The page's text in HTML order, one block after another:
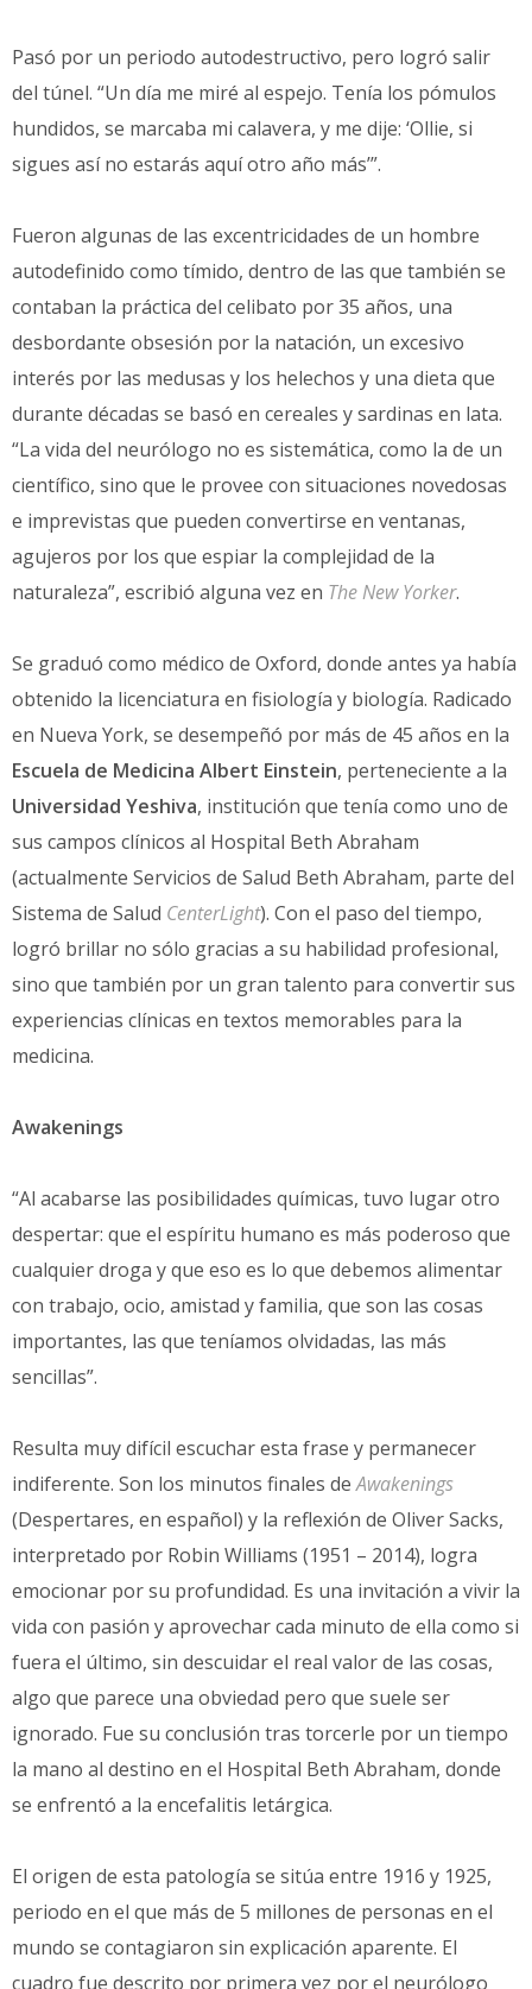
Pasó por un periodo autodestructivo, pero logró salir
del túnel. “Un día me miré al espejo. Tenía los pómulos
hundidos, se marcaba mi calavera, y me dije: ‘Ollie, si
sigues así no estarás aquí otro año más’”.
Fueron algunas de las excentricidades de un hombre
autodefinido como tímido, dentro de las que también se
contaban la práctica del celibato por 35 años, una
desbordante obsesión por la natación, un excesivo
interés por las medusas y los helechos y una dieta que
durante décadas se basó en cereales y sardinas en lata.
“La vida del neurólogo no es sistemática, como la de un
científico, sino que le provee con situaciones novedosas
e imprevistas que pueden convertirse en ventanas,
agujeros por los que espiar la complejidad de la
naturaleza”, escribió alguna vez en The New Yorker.
Se graduó como médico de Oxford, donde antes ya había
obtenido la licenciatura en fisiología y biología. Radicado
en Nueva York, se desempeñó por más de 45 años en la
Escuela de Medicina Albert Einstein, perteneciente a la
Universidad Yeshiva, institución que tenía como uno de
sus campos clínicos al Hospital Beth Abraham
(actualmente Servicios de Salud Beth Abraham, parte del
Sistema de Salud CenterLight). Con el paso del tiempo,
logró brillar no sólo gracias a su habilidad profesional,
sino que también por un gran talento para convertir sus
experiencias clínicas en textos memorables para la
medicina.
Awakenings
“Al acabarse las posibilidades químicas, tuvo lugar otro
despertar: que el espíritu humano es más poderoso que
cualquier droga y que eso es lo que debemos alimentar
con trabajo, ocio, amistad y familia, que son las cosas
importantes, las que teníamos olvidadas, las más
sencillas”.
Resulta muy difícil escuchar esta frase y permanecer
indiferente. Son los minutos finales deAwakenings
(Despertares, en español) y la reflexión de Oliver Sacks,
interpretado por Robin Williams (1951 – 2014), logra
emocionar por su profundidad. Es una invitación a vivir la
vida con pasión y aprovechar cada minuto de ella como si
fuera el último, sin descuidar el real valor de las cosas,
algo que parece una obviedad pero que suele ser
ignorado. Fue su conclusión tras torcerle por un tiempo
la mano al destino en el Hospital Beth Abraham, donde
se enfrentó a la encefalitis letárgica.
El origen de esta patología se sitúa entre 1916 y 1925,
periodo en el que más de 5 millones de personas en el
mundo se contagiaron sin explicación aparente. El
cuadro fue descrito por primera vez por el neurólogo